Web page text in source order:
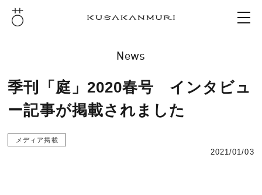
News
季刊「庭」2020春号 インタビュ
ー記事が掲載されました
メディア掲載
2021/01/03